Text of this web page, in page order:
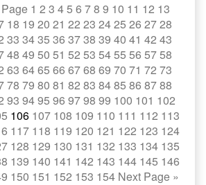
1 2 3 45 6 78 9 10 11 12 13
18 19 20 21 22 23 2425 26 2728
33 3435 36 3738 39 40 41 42 43
48 49 50 51 52 53 5455 56 5758
63 6465 66 6768 69 70 71 72 73
78 79 80 81 82 83 8485 86 8788
93 9495 96 9798 99 100 101 102
106 107 108 109 110 111 112 113
117 118 119 120 121 122 123 124
128 129 130 131 132 133 134 135
139 140 141 142 143 144 145 146
150 151 152 153 154 Next Page »